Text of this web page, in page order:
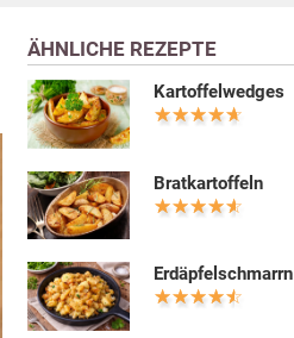
ÄHNLICHE REZEPTE
Kartoffelwedges
Bratkartoffeln
Erdäpfelschmarrn